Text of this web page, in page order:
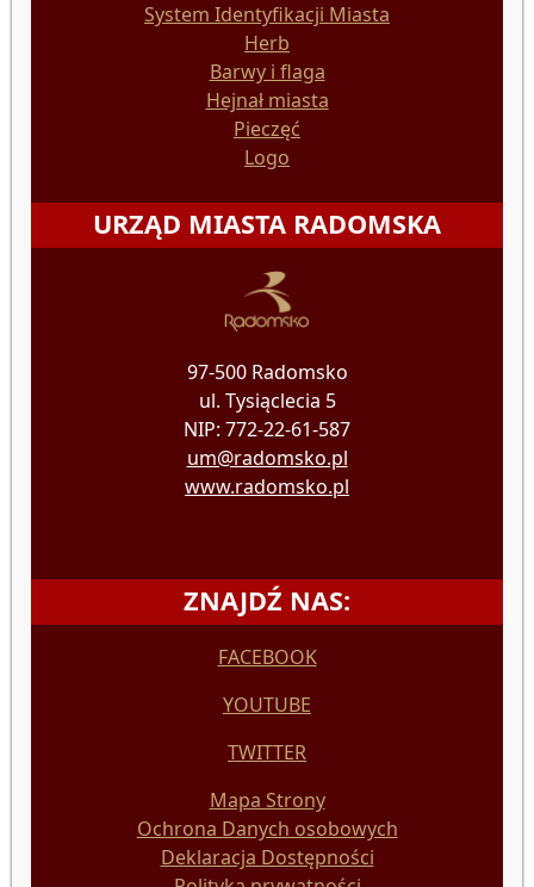
System Identyfikacji Miasta
Herb
Barwy i flaga
Hejnał miasta
Pieczęć
Logo
URZĄD MIASTA RADOMSKA
97-500 Radomsko
ul. Tysiąclecia 5
NIP: 772-22-61-587
um@radomsko.pl
www.radomsko.pl
ZNAJDŹ NAS:
FACEBOOK
YOUTUBE
TWITTER
Mapa Strony
Ochrona Danych osobowych
Deklaracja Dostępności